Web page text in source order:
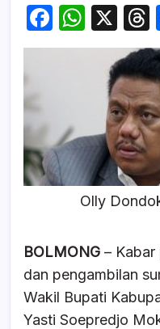
F
a
b
o
o
W
h
p
p
X
Olly
BOLMONG – Kabar
dan pengambilan
Wakil Bupati
Yasti Soepredjo